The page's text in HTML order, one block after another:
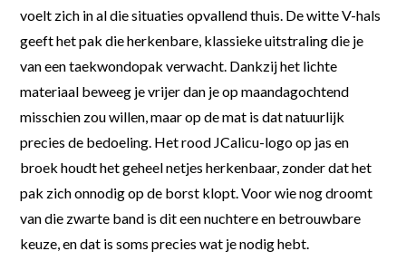
voelt zich in al die situaties opvallend thuis. De witte V-hals
geeft het pak die herkenbare, klassieke uitstraling die je
van een taekwondopak verwacht. Dankzij het lichte
materiaal beweeg je vrijer dan je op maandagochtend
misschien zou willen, maar op de mat is dat natuurlijk
precies de bedoeling. Het rood JCalicu-logo op jas en
broek houdt het geheel netjes herkenbaar, zonder dat het
pak zich onnodig op de borst klopt. Voor wie nog droomt
van die zwarte band is dit een nuchtere en betrouwbare
keuze, en dat is soms precies wat je nodig hebt.